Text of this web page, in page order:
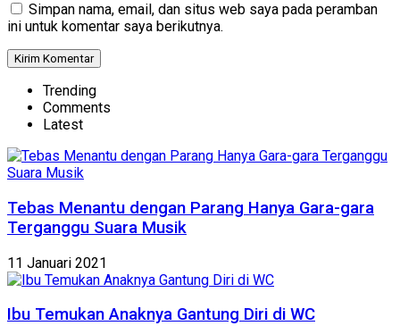
Simpan nama, email, dan situs web saya pada peramban
ini untuk komentar saya berikutnya.
Trending
Comments
Latest
Tebas Menantu dengan Parang Hanya Gara-gara
Terganggu Suara Musik
11 Januari 2021
Ibu Temukan Anaknya Gantung Diri di WC